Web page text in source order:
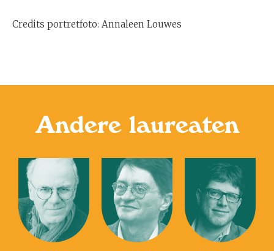
Credits portretfoto: Annaleen Louwes
Andere laureaten